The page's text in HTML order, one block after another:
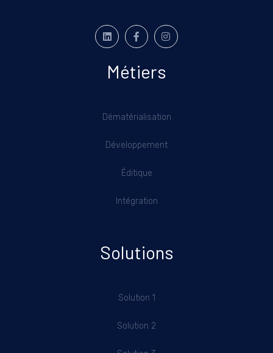
Métiers
Dématérialisation
Développement
Éditique
Intégration
Solutions
Solution 1
Solution 2